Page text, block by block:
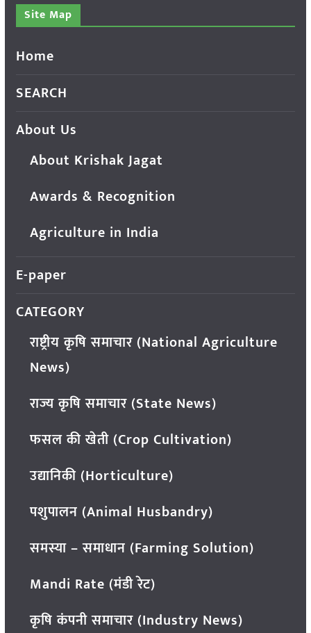
Site Map
Home
SEARCH
About Us
About Krishak Jagat
Awards & Recognition
Agriculture in India
E-paper
CATEGORY
राष्ट्रीय कृषि समाचार (National Agriculture
News)
राज्य कृषि समाचार (State News)
फसल की खेती (Crop Cultivation)
उद्यानिकी (Horticulture)
पशुपालन (Animal Husbandry)
समस्या – समाधान (Farming Solution)
Mandi Rate (मंडी रेट)
कृषि कंपनी समाचार (Industry News)